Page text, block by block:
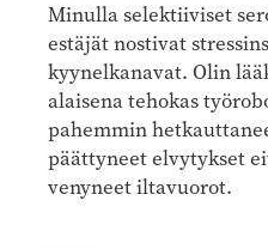
Minulla selektiiviset
estäjät nostivat
kyynelkanavat. Olin
alaisena tehokas
pahemmin
päättyneet elvytykset
venyneet iltavuorot.